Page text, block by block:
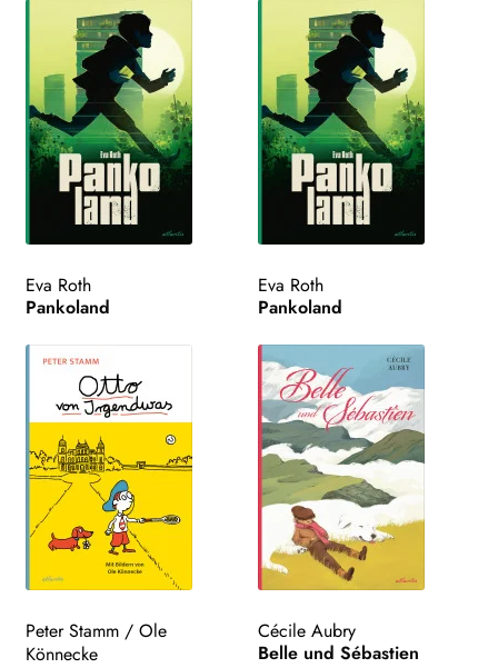
Eva Roth
Pankoland
Eva Roth
Pankoland
Peter Stamm/ Ole
Könnecke
Cécile Aubry
Belle und Sébastien